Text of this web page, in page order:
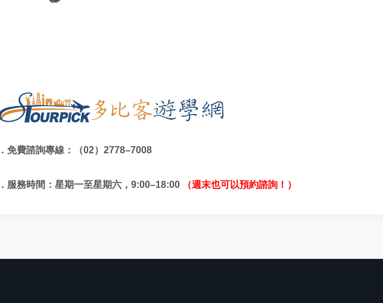
．免費諮詢專線：（02） 2778–7008
．服務時間：星期一至星期六， 9:00–18:00 （週末也可以預約諮詢！）